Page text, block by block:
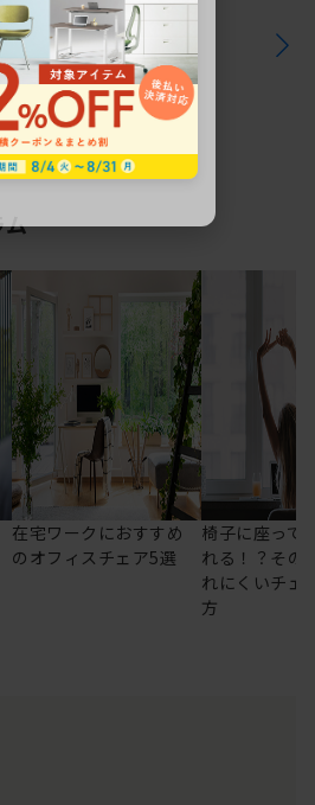
ム
在宅ワークにおすすめ
のオフィスチェア5選
椅子に座って
れる！？その
れにくいチェ
方